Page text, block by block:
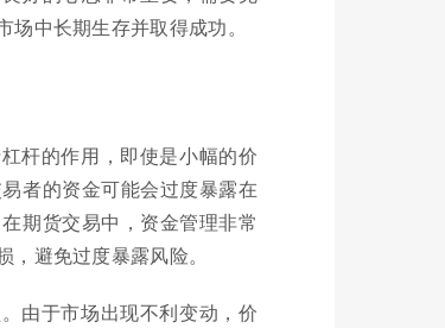
中长期生存并取得成功。
杆的作用，即使是小幅的价
者的资金可能会过度暴露在
期货交易中，资金管理非常
避免过度暴露风险。
由于市场出现不利变动，价